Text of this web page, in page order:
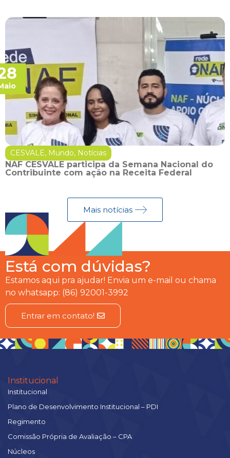
CESVALE, Mundo, Notícias
NAF CESVALE participa da Semana Nacional do
Contribuinte com ação na Receita Federal
Mais notícias
Está com dúvidas?
Estamos aqui pra ajudar! Envia um e-mail ou chama
no whatsapp: (86) 92001-3992
Entrar em contato!
Institucional
Institucional
Plano de Desenvolvimento Institucional – PDI
Regimento
Comissão Própria de Avaliação – CPA
Núcleos